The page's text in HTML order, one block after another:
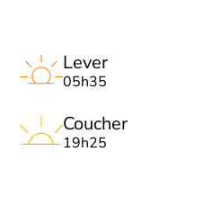
Lever
05h35
Coucher
19h25